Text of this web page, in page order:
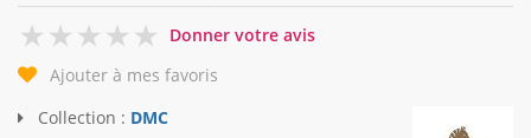
0
Donner votre avis
Ajouter à mes favoris
Collection : DMC